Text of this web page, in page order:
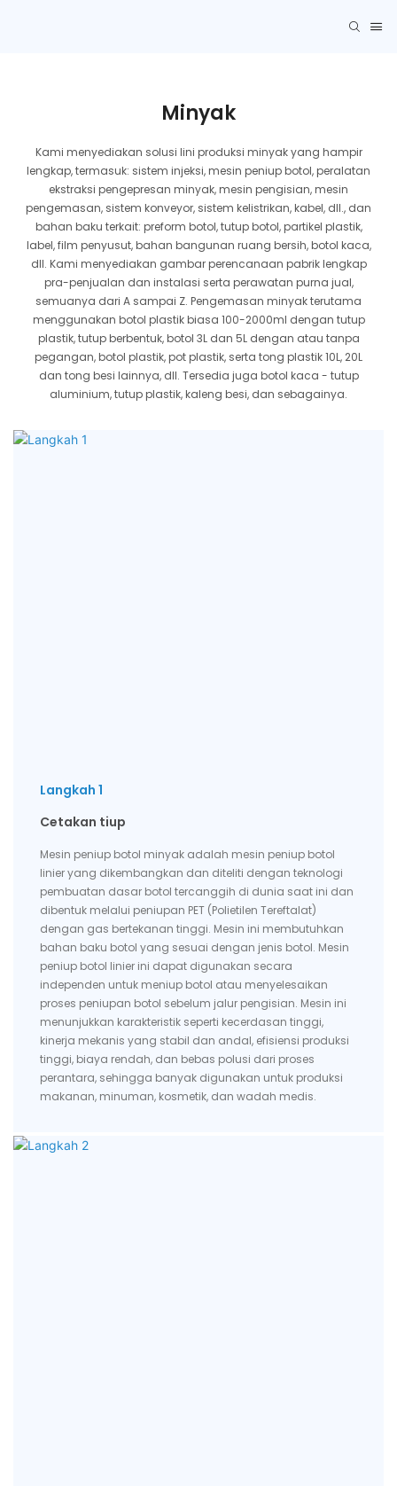
Minyak
Kami menyediakan solusi lini produksi minyak yang hampir
lengkap, termasuk: sistem injeksi, mesin peniup botol, peralatan
ekstraksi pengepresan minyak, mesin pengisian, mesin
pengemasan, sistem konveyor, sistem kelistrikan, kabel, dll., dan
bahan baku terkait: preform botol, tutup botol, partikel plastik,
label, film penyusut, bahan bangunan ruang bersih, botol kaca,
dll. Kami menyediakan gambar perencanaan pabrik lengkap
pra-penjualan dan instalasi serta perawatan purna jual,
semuanya dari A sampai Z. Pengemasan minyak terutama
menggunakan botol plastik biasa 100-2000ml dengan tutup
plastik, tutup berbentuk, botol 3L dan 5L dengan atau tanpa
pegangan, botol plastik, pot plastik, serta tong plastik 10L, 20L
dan tong besi lainnya, dll. Tersedia juga botol kaca - tutup
aluminium, tutup plastik, kaleng besi, dan sebagainya.
Langkah 1
Cetakan tiup
Mesin peniup botol minyak adalah mesin peniup botol
linier yang dikembangkan dan diteliti dengan teknologi
pembuatan dasar botol tercanggih di dunia saat ini dan
dibentuk melalui peniupan PET (Polietilen Tereftalat)
dengan gas bertekanan tinggi. Mesin ini membutuhkan
bahan baku botol yang sesuai dengan jenis botol. Mesin
peniup botol linier ini dapat digunakan secara
independen untuk meniup botol atau menyelesaikan
proses peniupan botol sebelum jalur pengisian. Mesin ini
menunjukkan karakteristik seperti kecerdasan tinggi,
kinerja mekanis yang stabil dan andal, efisiensi produksi
tinggi, biaya rendah, dan bebas polusi dari proses
perantara, sehingga banyak digunakan untuk produksi
makanan, minuman, kosmetik, dan wadah medis.